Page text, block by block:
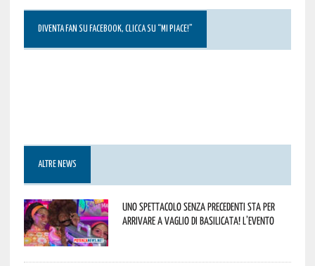
DIVENTA FAN SU FACEBOOK, CLICCA SU “MI PIACE!”
ALTRE NEWS
Uno spettacolo senza precedenti sta per
arrivare a Vaglio di Basilicata! L’evento